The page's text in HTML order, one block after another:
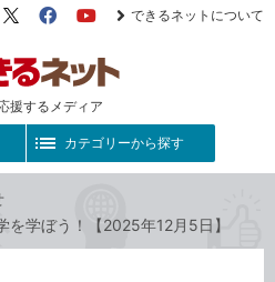
援するメディア
X（旧
FacebookYouTube
できるネットについて
カテゴリーから探す
学ぼう！【2025年12月5日】